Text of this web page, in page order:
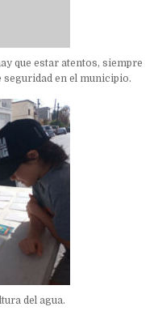
que estar atentos, siempre
seguridad en el municipio.
del agua.